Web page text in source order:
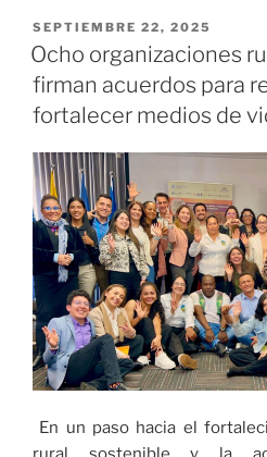
Colombia
cerró
el
Mundial
Tokio
2025»
PUBLICADO
EL
SEPTIEMBRE 22, 2025
Ocho organizaciones
firman acuerdos para
fortalecer medios de
En un paso hacia el